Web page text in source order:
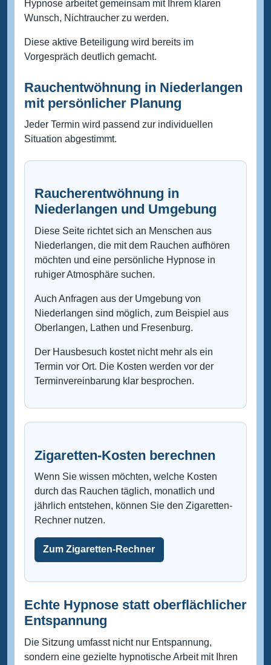
Hypnose arbeitet gemeinsam mit Ihrem klaren
Wunsch, Nichtraucher zu werden.
Diese aktive Beteiligung wird bereits im
Vorgespräch deutlich gemacht.
Rauchentwöhnung in Niederlangen
mit persönlicher Planung
Jeder Termin wird passend zur individuellen
Situation abgestimmt.
Raucherentwöhnung in
Niederlangen und Umgebung
Diese Seite richtet sich an Menschen aus
Niederlangen, die mit dem Rauchen aufhören
möchten und eine persönliche Hypnose in
ruhiger Atmosphäre suchen.
Auch Anfragen aus der Umgebung von
Niederlangen sind möglich, zum Beispiel aus
Oberlangen, Lathen und Fresenburg.
Der Hausbesuch kostet nicht mehr als ein
Termin vor Ort. Die Kosten werden vor der
Terminvereinbarung klar besprochen.
Zigaretten-Kosten berechnen
Wenn Sie wissen möchten, welche Kosten
durch das Rauchen täglich, monatlich und
jährlich entstehen, können Sie den Zigaretten-
Rechner nutzen.
Zum Zigaretten-Rechner
Echte Hypnose statt oberflächlicher
Entspannung
Die Sitzung umfasst nicht nur Entspannung,
sondern eine gezielte hypnotische Arbeit mit Ihren